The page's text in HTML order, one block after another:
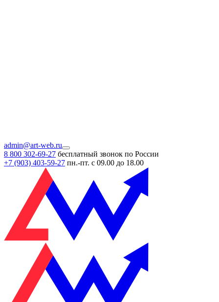
admin@art-web.ru
8 800 302-69-27 бесплатный звонок по России
+7 (903) 403-59-27 пн.-пт. с 09.00 до 18.00